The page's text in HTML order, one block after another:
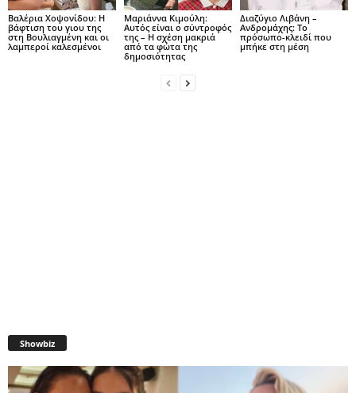
Βαλέρια Χοψονίδου: Η
βάφτιση του γιου της
στη Βουλιαγμένη και οι
λαμπεροί καλεσμένοι
Μαριάννα Κιμούλη:
Αυτός είναι ο σύντροφός
της – Η σχέση μακριά
από τα φώτα της
δημοσιότητας
Διαζύγιο Λιβάνη –
Ανδρομάχης: Το
πρόσωπο-κλειδί που
μπήκε στη μέση
Showbiz